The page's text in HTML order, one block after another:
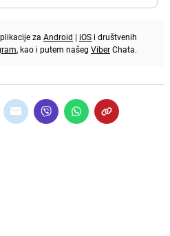
za Android | iOS i društvenih
, kao i putem našeg ViberChata.